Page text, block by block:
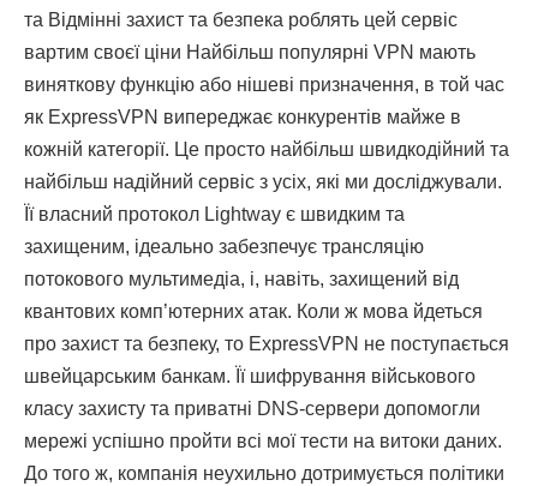
та Відмінні захист та безпека роблять цей сервіс
вартим своєї ціни Найбільш популярні VPN мають
виняткову функцію або нішеві призначення, в той час
як ExpressVPN випереджає конкурентів майже в
кожній категорії. Це просто найбільш швидкодійний та
найбільш надійний сервіс з усіх, які ми досліджували.
Її власний протокол Lightway є швидким та
захищеним, ідеально забезпечує трансляцію
потокового мультимедіа, і, навіть, захищений від
квантових комп’ютерних атак. Коли ж мова йдеться
про захист та безпеку, то ExpressVPN не поступається
швейцарським банкам. Її шифрування військового
класу захисту та приватні DNS-сервери допомогли
мережі успішно пройти всі мої тести на витоки даних.
До того ж, компанія неухильно дотримується політики